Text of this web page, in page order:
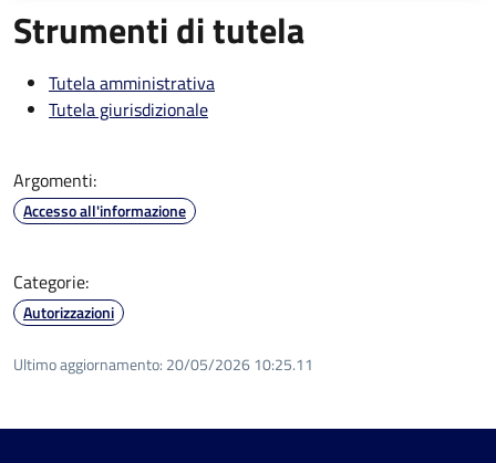
Strumenti di tutela
Tutela amministrativa
Tutela giurisdizionale
Argomenti:
Accesso all'informazione
Categorie:
Autorizzazioni
Ultimo aggiornamento: 20/05/2026 10:25.11